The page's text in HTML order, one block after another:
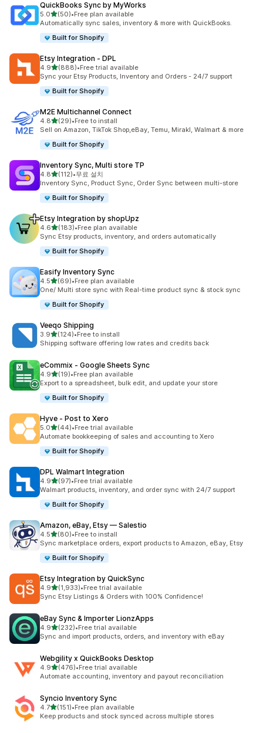
QuickBooks Sync by MyWorks
5.0별 5개 중
(50)
총 리뷰 50개
•Free plan available
Automatically sync sales, inventory & more with QuickBooks.
Built for Shopify
Etsy Integration ‑ DPL
4.9별 5개 중
(888)
총 리뷰 888개
•Free trial available
Sync your Etsy Products, Inventory and Orders - 24/7 support
Built for Shopify
M2E Multichannel Connect
4.8별 5개 중
(29)
총 리뷰 29개
•Free to install
Sell on Amazon, TikTok Shop,eBay, Temu, Mirakl, Walmart & more
Built for Shopify
Inventory Sync, Multi store TP
4.8별 5개 중
(112)
총 리뷰 112개
•무료 설치
Inventory Sync, Product Sync, Order Sync between multi-store
Built for Shopify
Etsy Integration by shopUpz
4.6별 5개 중
(183)
총 리뷰 183개
•Free plan available
Sync Etsy products, inventory, and orders automatically
Built for Shopify
Easify Inventory Sync
4.5별 5개 중
(69)
총 리뷰 69개
•Free plan available
One/ Multi store sync with Real-time product sync & stock sync
Built for Shopify
Veeqo Shipping
3.9별 5개 중
(124)
총 리뷰 124개
•Free to install
Shipping software offering low rates and credits back
eCommix ‑ Google Sheets Sync
4.9별 5개 중
(19)
총 리뷰 19개
•Free plan available
Export to a spreadsheet, bulk edit, and update your store
Built for Shopify
Hyve ‑ Post to Xero
5.0별 5개 중
(44)
총 리뷰 44개
•Free trial available
Automate bookkeeping of sales and accounting to Xero
Built for Shopify
DPL Walmart Integration
4.9별 5개 중
(97)
총 리뷰 97개
•Free trial available
Walmart products, inventory, and order sync with 24/7 support
Built for Shopify
Amazon, eBay, Etsy — Salestio
4.5별 5개 중
(80)
총 리뷰 80개
•Free to install
Sync marketplace orders, export products to Amazon, eBay, Etsy
Built for Shopify
Etsy Integration by QuickSync
4.9별 5개 중
(1,933)
총 리뷰 1933개
•Free trial available
Sync Etsy Listings & Orders with 100% Confidence!
eBay Sync & Importer LionzApps
4.9별 5개 중
(232)
총 리뷰 232개
•Free trial available
Sync and import products, orders, and inventory with eBay
Webgility x QuickBooks Desktop
4.9별 5개 중
(476)
총 리뷰 476개
•Free trial available
Automate accounting, inventory and payout reconciliation
Syncio Inventory Sync
4.7별 5개 중
(151)
총 리뷰 151개
•Free plan available
Keep products and stock synced across multiple stores